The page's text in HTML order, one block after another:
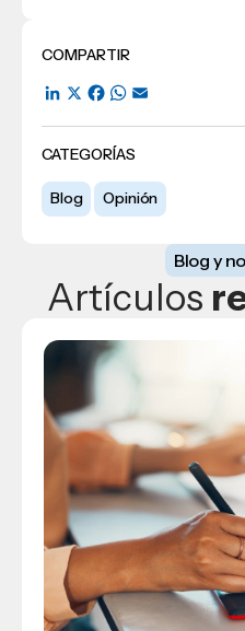
COMPARTIR
LinkedIn
X Facebook
WhatsApp
CATEGORÍAS
Blog Opinión
Blog y
Artículos